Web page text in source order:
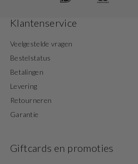
Klantenservice
Veelgestelde vragen
Bestelstatus
Betalingen
Levering
Retourneren
Garantie
Giftcards en promoties